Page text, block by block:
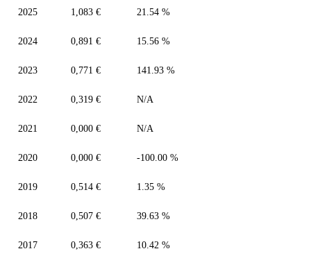
2025 1,083 € 21.54 %
2024 0,891 € 15.56 %
2023 0,771 € 141.93 %
2022 0,319 € N/A
2021 0,000 € N/A
2020 0,000 € -100.00 %
2019 0,514 € 1.35 %
2018 0,507 € 39.63 %
2017 0,363 € 10.42 %